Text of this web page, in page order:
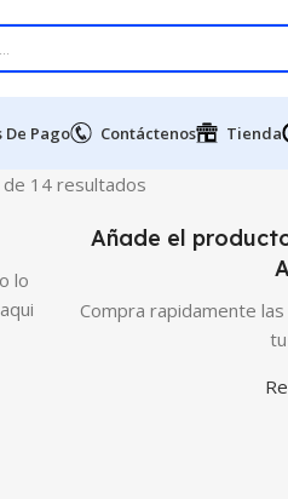
De Pago Contáctenos Tienda
14 resultados
lo
Añade el
Compra rapidamente